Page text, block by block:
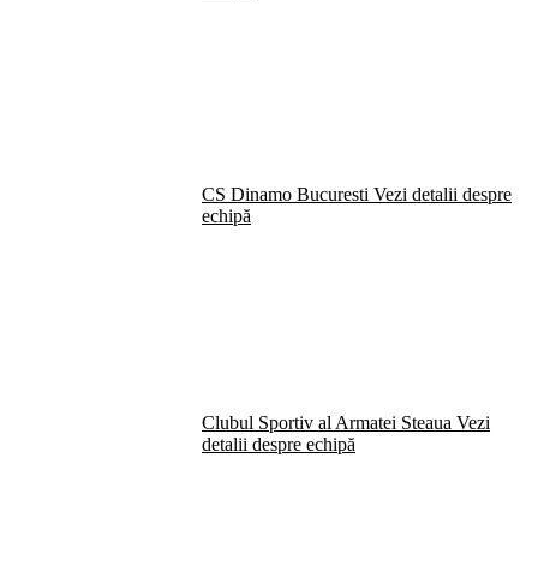
CS Dinamo Bucuresti Vezi detalii despre
echipă
Clubul Sportiv al Armatei Steaua Vezi
detalii despre echipă